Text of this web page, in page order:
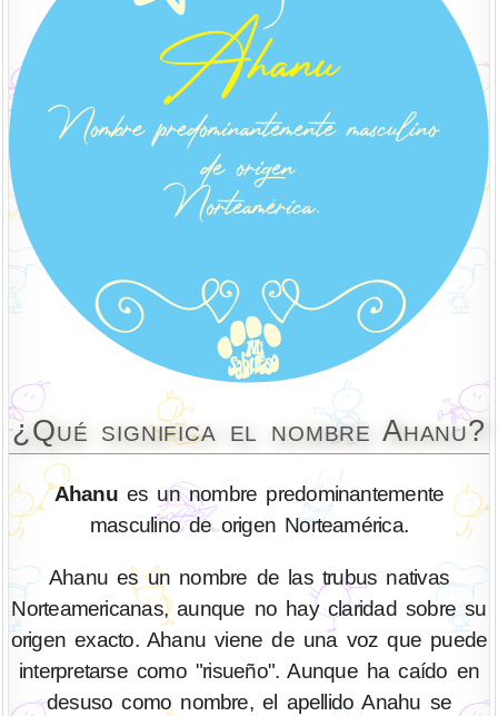
¿Qué significa el nombre Ahanu?
Ahanues un nombre predominantemente
masculino de origen Norteamérica.
Ahanu es un nombre de las trubus nativas
Norteamericanas, aunque no hay claridad sobre su
origen exacto. Ahanu viene de una voz que puede
interpretarse como "risueño". Aunque ha caído en
desuso como nombre, el apellido Anahu se